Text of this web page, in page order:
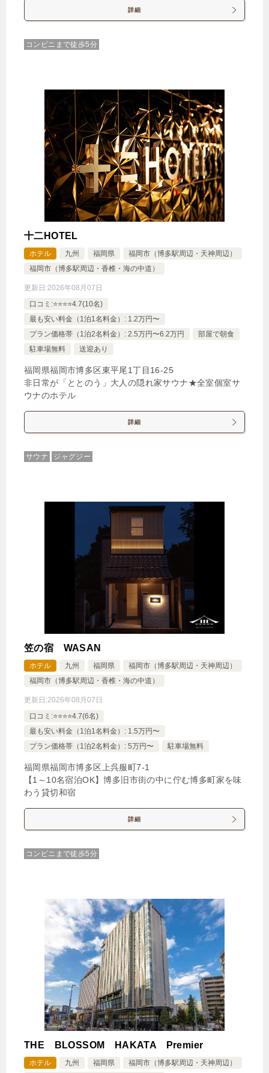
詳細
コンビニまで徒歩5分
十二HOTEL
ホテル 九州 福岡県
福岡市（博多駅周辺・天神周辺）
福岡市（博多駅周辺・香椎・海の中道）
更新日:2026年08月07日
口コミ:⭐️⭐️⭐️⭐️4.7(10名)
最も安い料金（1泊1名料金）: 1.2万円〜
プラン価格帯（1泊2名料金）: 2.5万円〜6.2万円
部屋で朝食
駐車場無料
送迎あり
福岡県福岡市博多区東平尾1丁目16‐25
非日常が「ととのう」大人の隠れ家サウナ★全室個室サ
ウナのホテル
詳細
サウナ ジャグジー
笠の宿 WASAN
ホテル 九州 福岡県
福岡市（博多駅周辺・天神周辺）
福岡市（博多駅周辺・香椎・海の中道）
更新日:2026年08月07日
口コミ:⭐️⭐️⭐️⭐️4.7(6名)
最も安い料金（1泊1名料金）: 1.5万円〜
プラン価格帯（1泊2名料金）: 5万円〜
駐車場無料
福岡県福岡市博多区上呉服町7‐1
【1～10名宿泊OK】博多旧市街の中に佇む博多町家を味
わう貸切和宿
詳細
コンビニまで徒歩5分
THE BLOSSOM HAKATA Premier
ホテル 九州 福岡県
福岡市（博多駅周辺・天神周辺）